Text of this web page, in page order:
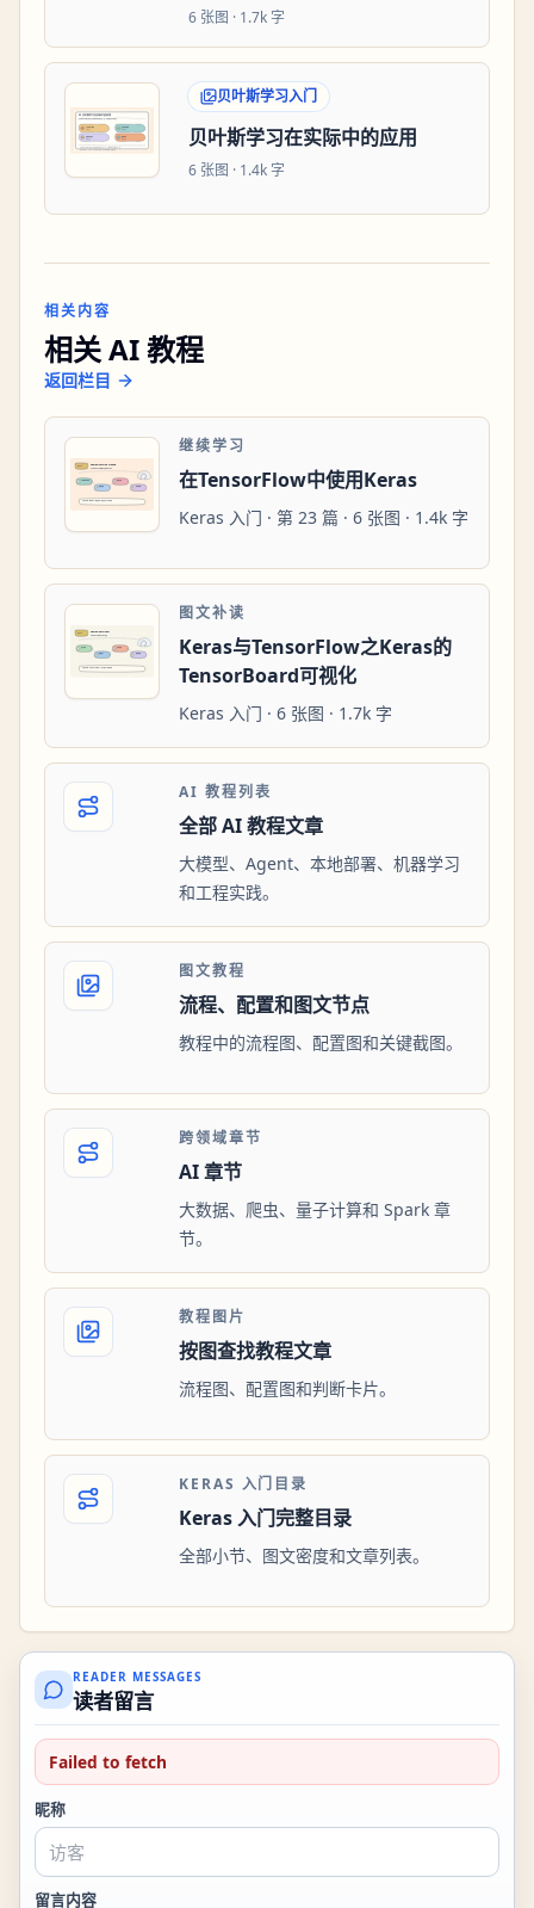
6 张图 · 1.7k 字
贝叶斯学习入门
贝叶斯学习在实际中的应用
6 张图 · 1.4k 字
相关内容
相关 AI 教程
返回栏目
继续学习
在TensorFlow中使用Keras
Keras 入门 · 第 23 篇 · 6 张图 · 1.4k 字
图文补读
Keras与TensorFlow之Keras的
TensorBoard可视化
Keras 入门 · 6 张图 · 1.7k 字
AI 教程列表
全部 AI 教程文章
大模型、Agent、本地部署、机器学习
和工程实践。
图文教程
流程、配置和图文节点
教程中的流程图、配置图和关键截图。
跨领域章节
AI 章节
大数据、爬虫、量子计算和 Spark 章
节。
教程图片
按图查找教程文章
流程图、配置图和判断卡片。
KERAS 入门目录
Keras 入门完整目录
全部小节、图文密度和文章列表。
READER MESSAGES
读者留言
Failed to fetch
昵称
留言内容